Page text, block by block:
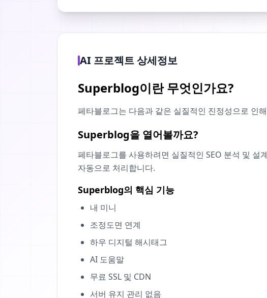
AI 프로젝트 상세정보
Superblog이란 무엇인가요?
페타블로그는 다음과 같은 실질적인 진정성으로 인
Superblog을 열어볼까요?
페타블로그를 사용하려면 실질적인 SEO 분석 및
자동으로 처리합니다.
Superblog의 핵심 기능
내 미니
조정도면 연계
하우 디지털 해시태그
AI 도움말
무료 SSL 및 CDN
서버 유지 관리 없음